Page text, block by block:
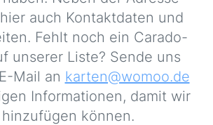
auch Kontaktdaten und
Fehlt noch ein Carado-
unserer Liste? Sende uns
Mail an karten@womoo.de
Informationen, damit wir
können.